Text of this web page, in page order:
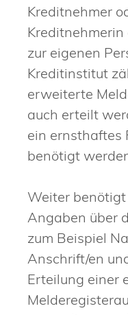
Kreditnehmer
zur eigenen
Kreditinstitut
erweiterte
auch erteilt
ein ernsthaftes
benötigt
Weiter
Angaben über
zum Beispiel
Anschrift/en
Erteilung einer